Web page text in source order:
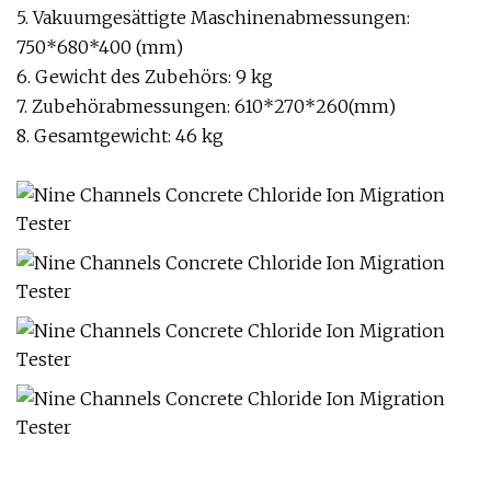
5. Vakuumgesättigte Maschinenabmessungen:
750*680*400 (mm)
6. Gewicht des Zubehörs: 9 kg
7. Zubehörabmessungen: 610*270*260(mm)
8. Gesamtgewicht: 46 kg